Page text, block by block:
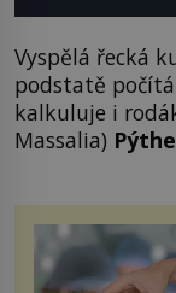
Vyspělá řecká
podstatě
kalkuluje i
Massalia)